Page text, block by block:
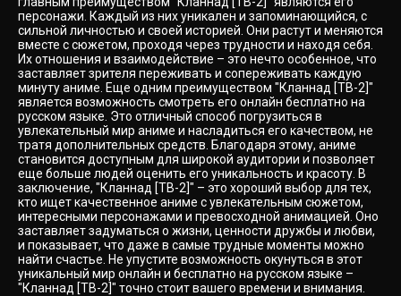
персонажи. Каждый из них уникален и запоминающийся, с
сильной личностью и своей историей. Они растут и меняются
вместе с сюжетом, проходя через трудности и находя себя.
Их отношения и взаимодействие – это нечто особенное, что
заставляет зрителя переживать и сопереживать каждую
минуту аниме. Еще одним преимуществом "Кланнад [ТВ-2]"
является возможность смотреть его онлайн бесплатно на
русском языке. Это отличный способ погрузиться в
увлекательный мир аниме и насладиться его качеством, не
тратя дополнительных средств. Благодаря этому, аниме
становится доступным для широкой аудитории и позволяет
еще больше людей оценить его уникальность и красоту. В
заключение, "Кланнад [ТВ-2]" – это хороший выбор для тех,
кто ищет качественное аниме с увлекательным сюжетом,
интересными персонажами и превосходной анимацией. Оно
заставляет задуматься о жизни, ценности дружбы и любви,
и показывает, что даже в самые трудные моменты можно
найти счастье. Не упустите возможность окунуться в этот
уникальный мир онлайн и бесплатно на русском языке –
"Кланнад [ТВ-2]" точно стоит вашего времени и внимания.